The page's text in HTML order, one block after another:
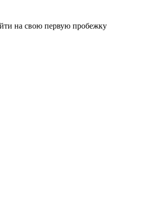
на свою первую пробежку